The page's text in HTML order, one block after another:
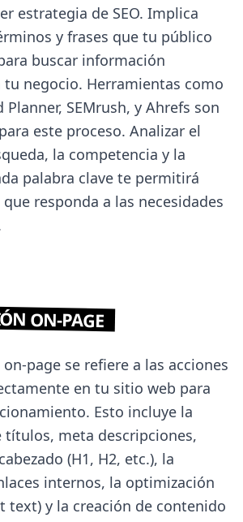
estrategia de SEO. Implica
y frases que tu público
buscar información
tu negocio. Herramientas como
Planner, SEMrush, y Ahrefs son
este proceso. Analizar el
la competencia y la
palabra clave te permitirá
responda a las necesidades
ON-PAGE
page se refiere a las acciones
en tu sitio web para
Esto incluye la
títulos, meta descripciones,
(H1, H2, etc.), la
internos, la optimización
text) y la creación de contenido